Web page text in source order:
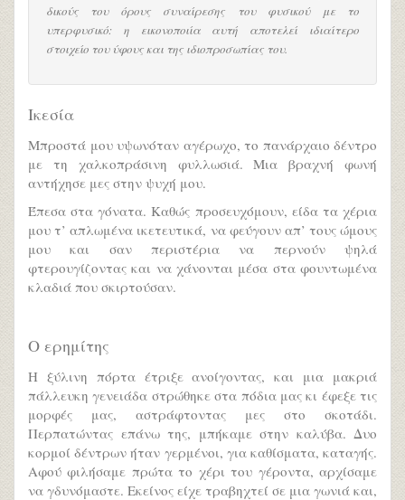
δικούς του όρους συναίρεσης του φυσικού με το
υπερφυσικό: η εικονοποιία αυτή αποτελεί ιδιαίτερο
στοιχείο του ύφους και της ιδιοπροσωπίας του.
Ικεσία
Μπροστά μου υψωνόταν αγέρωχο, το πανάρχαιο δέντρο
με τη χαλκοπράσινη φυλλωσιά. Μια βραχνή φωνή
αντήχησε μες στην ψυχή μου.
Έπεσα στα γόνατα. Καθώς προσευχόμουν, είδα τα χέρια
μου τ’ απλωμένα ικετευτικά, να φεύγουν απ’ τους ώμους
μου και σαν περιστέρια να περνούν ψηλά
φτερουγίζοντας και να χάνονται μέσα στα φουντωμένα
κλαδιά που σκιρτούσαν.
Ο ερημίτης
Η ξύλινη πόρτα έτριξε ανοίγοντας, και μια μακριά
πάλλευκη γενειάδα στρώθηκε στα πόδια μας κι έφεξε τις
μορφές μας, αστράφτοντας μες στο σκοτάδι.
Περπατώντας επάνω της, μπήκαμε στην καλύβα. Δυο
κορμοί δέντρων ήταν γερμένοι, για καθίσματα, καταγής.
Αφού φιλήσαμε πρώτα το χέρι του γέροντα, αρχίσαμε
να γδυνόμαστε. Εκείνος είχε τραβηχτεί σε μια γωνιά και,